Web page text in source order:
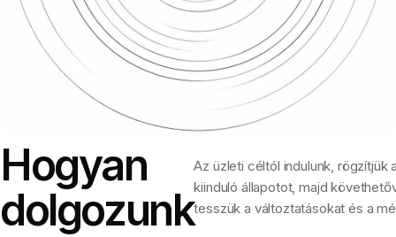
Hogyan
dolgozunk
Az üzleti céltól indulunk, rögzítjük
kiinduló állapotot, majd
tesszük a változtatásokat és a